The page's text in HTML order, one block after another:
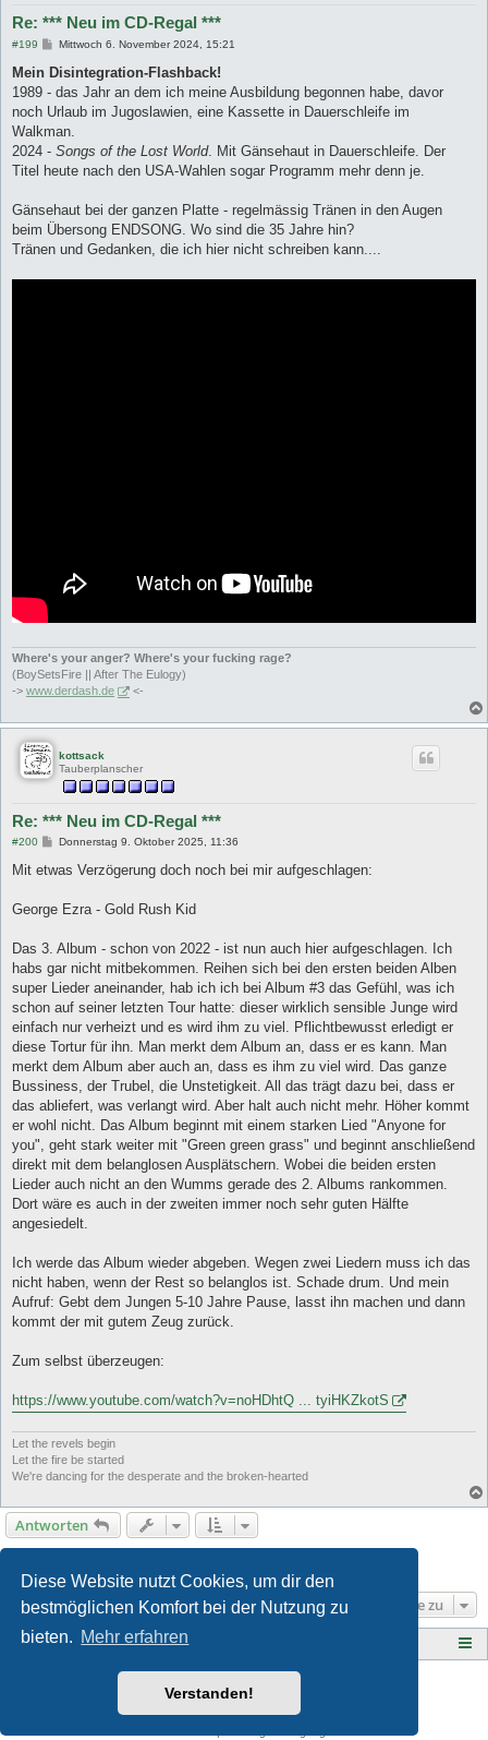
Diese Website nutzt Cookies, um dir den
bestmöglichen Komfort bei der Nutzung zu
bieten. Mehr erfahren
Verstanden!
Re: *** Neu im CD-Regal ***
#199
B
i
r
a
Mittwoch 6. November 2024, 15:21
Mein Disintegration-Flashback!
1989 - das Jahr an dem ich meine Ausbildung begonnen habe, davor
noch Urlaub im Jugoslawien, eine Kassette in Dauerschleife im
Walkman.
2024 - Songs of the Lost World. Mit Gänsehaut in Dauerschleife. Der
Titel heute nach den USA-Wahlen sogar Programm mehr denn je.
Gänsehaut bei der ganzen Platte - regelmässig Tränen in den Augen
beim Übersong ENDSONG. Wo sind die 35 Jahre hin?
Tränen und Gedanken, die ich hier nicht schreiben kann....
Where's your anger? Where's your fucking rage?
(BoySetsFire || After The Eulogy)
-> www.derdash.de <-
kottsack
Tauberplanscher
Re: *** Neu im CD-Regal ***
#200
B
i
a
Donnerstag 9. Oktober 2025, 11:36
Mit etwas Verzögerung doch noch bei mir aufgeschlagen:
George Ezra - Gold Rush Kid
Das 3. Album - schon von 2022 - ist nun auch hier aufgeschlagen. Ich
habs gar nicht mitbekommen. Reihen sich bei den ersten beiden Alben
super Lieder aneinander, hab ich ich bei Album #3 das Gefühl, was ich
schon auf seiner letzten Tour hatte: dieser wirklich sensible Junge wird
einfach nur verheizt und es wird ihm zu viel. Pflichtbewusst erledigt er
diese Tortur für ihn. Man merkt dem Album an, dass er es kann. Man
merkt dem Album aber auch an, dass es ihm zu viel wird. Das ganze
Bussiness, der Trubel, die Unstetigkeit. All das trägt dazu bei, dass er
das abliefert, was verlangt wird. Aber halt auch nicht mehr. Höher kommt
er wohl nicht. Das Album beginnt mit einem starken Lied "Anyone for
you", geht stark weiter mit "Green green grass" und beginnt anschließend
direkt mit dem belanglosen Ausplätschern. Wobei die beiden ersten
Lieder auch nicht an den Wumms gerade des 2. Albums rankommen.
Dort wäre es auch in der zweiten immer noch sehr guten Hälfte
angesiedelt.
Ich werde das Album wieder abgeben. Wegen zwei Liedern muss ich das
nicht haben, wenn der Rest so belanglos ist. Schade drum. Und mein
Aufruf: Gebt dem Jungen 5-10 Jahre Pause, lasst ihn machen und dann
kommt der mit gutem Zeug zurück.
Zum selbst überzeugen:
https://www.youtube.com/watch?v=noHDhtQ ... tyiHKZkotS
Let the revels begin
Let the fire be started
We're dancing for the desperate and the broken-hearted
Antworten
Gehe zu
Tauberplanscher-Forum.de
Zuma Portal
Powered byphpBB® Forum Software © phpBB Limited
phpBB.de